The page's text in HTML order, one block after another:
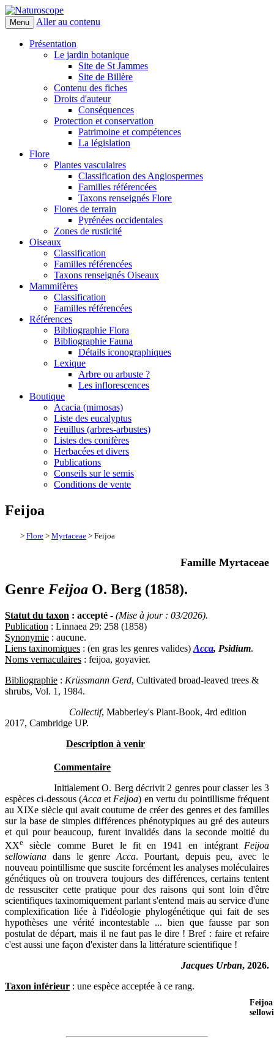
Naturoscope
Menu Aller au contenu
Présentation
Le jardin botanique
Site de St Jammes
Site de Billère
Contenu des fiches
Droits d'auteur
Conséquences
Protection et conservation
Patrimoine et compétences
La législation
Flore
Plantes vasculaires
Classification des Angiospermes
Familles référencées
Taxons renseignés Flore
Flores de terrain
Pyrénées occidentales
Zones de rusticité
Oiseaux
Classification
Familles référencées
Taxons renseignés Oiseaux
Mammifères
Classification
Familles référencées
Références
Bibliographie Flora
Bibliographie Fauna
Détails iconographiques
Lexique
Arbre ou arbuste ?
Les inflorescences
Boutique
Acacia (mimosas)
Liste des eucalyptus
Feuillus (arbres-arbustes)
Listes des conifères
Herbacées et divers
Publications
Conseils sur le semis
Conditions de vente
Feijoa
> Flore > Myrtaceae > Feijoa
Famille Myrtaceae
Genre Feijoa O. Berg (1858).
Statut du taxon : accepté - (Mise à jour : 03/2026).
Publication : Linnaea 29: 258 (1858)
Synonymie : aucune.
Liens taxinomiques : (en gras les genres valides) Acca, Psidium.
Noms vernaculaires : feijoa, goyavier.
Bibliographie : Krüssmann Gerd, Cultivated broad-leaved trees &
shrubs, Vol. 1, 1984.
Collectif, Mabberley's Plant-Book, 4rd edition
2017, Cambridge UP.
Description à venir
Commentaire
Initialement O. Berg décrivit 2 genres pour classer les 3
espèces ci-dessous (Acca et Feijoa) en vertu du pointillisme fréquent
au XIXe siècle qui avait coutume de créer des genres et des familles
sur la base de simples différences phénotypiques au gré des auteurs
et qui pour beaucoup, furent invalidés dans la seconde moitié du
XXe siècle comme Buret le fit en 1941 en intégrant Feijoa
sellowiana dans le genreAcca. Pourtant, depuis peu, avec le
nouveau pointillisme que suscite forcément les analyses moléculaires
génétiques où on trouvera toujours des différences, certains tentent
de ressusciter cette pratique pour des raisons qui sont loin d'être
scientifiques taxinomiquement parlant s'entend mais au service d'une
complexification liée à l'idéologie phylogénétique qui fait de ses
hypothèses une vérité incontestable ... bien que fausse par son
postulat de départ, mais il ne faut pas le dire ! Bref : faire et refaire
c'est aussi une façon d'exister dans la littérature scientifique !
Jacques Urban, 2026.
Taxon inférieur : une espèce acceptée à ce rang.
Feijoa